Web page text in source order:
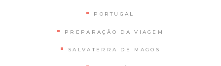
PORTUGAL
PREPARAÇÃO DA VIAGEM
SALVATERRA DE MAGOS